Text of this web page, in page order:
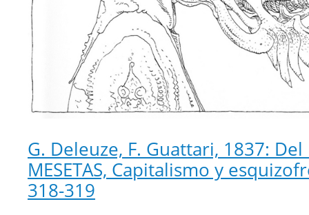
G. Deleuze, F. Guattari, 1837:
MESETAS, Capitalismo y
318-319